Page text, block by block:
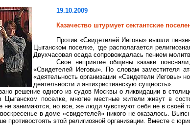
19.10.2009
Казачество штурмует сектантские
Против «Свидетелей Иеговы» вышли
Цыганском поселке, где располагается
Двухчасовая осада сопровождалась пением
Свое неприятие общины казаки
«Свидетелей Иеговы». По словам заместителя
«деятельность организации «Свидетели Иеговы»
деятельности и антихристианскую сущность».
решение одного из судов Москвы о ликвидации в
Цыганском поселке, многие местные жители живут в
не занимаются, но все, же люди чувствуют себя не в своей
в доме «свидетелей» никого не оказалось.
противостоять этой религиозной организации. Вместе с